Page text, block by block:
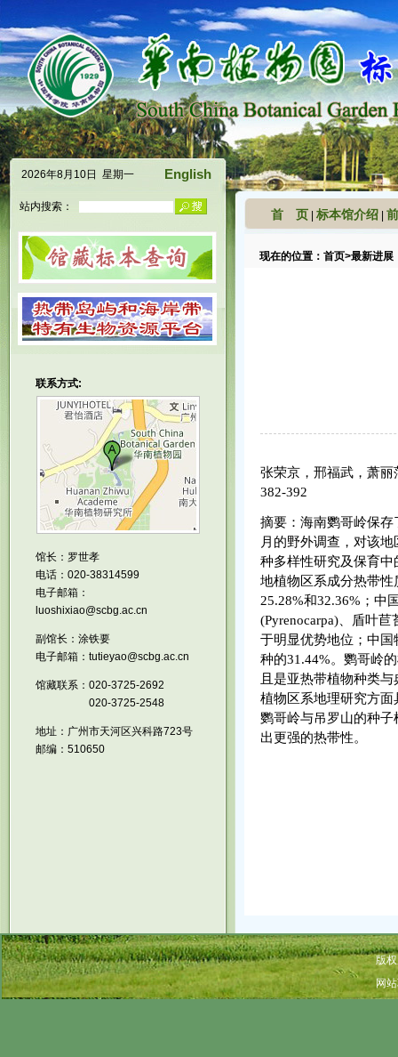
2026年8月10日 星期一 English
站内搜索：
联系方式:
馆长：罗世孝
电话：020-38314599
电子邮箱：
luoshixiao@scbg.ac.cn
副馆长：涂铁要
电子邮箱：tutieyao@scbg.ac.cn
馆藏联系：020-3725-2692
020-3725-2548
地址：广州市天河区兴科路723号
邮编：510650
首 页 标本馆介绍
现在的位置： 首页>最新进展
张荣京，邢福武，萧
382-392
摘要：海南鹦哥岭保
月的野外调查，对该
种多样性研究及保育
地植物区系成分热带
25.28%和32.36% ；中
(Pyrenocarpa) 、盾叶苣
于明显优势地位；中国
种的31.44%。鹦哥岭
且是亚热带植物种类
植物区系地理研究方
鹦哥岭与吊罗山的种
出更强的热带性。
版
网